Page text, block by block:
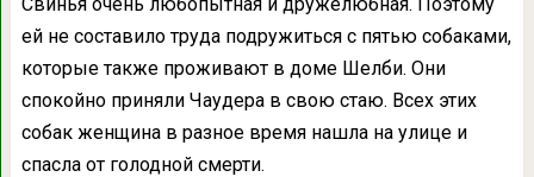
ей не составило труда подружиться с пятью собаками,
которые также проживают в доме Шелби. Они
спокойно приняли Чаудера в свою стаю. Всех этих
собак женщина в разное время нашла на улице и
спасла от голодной смерти.